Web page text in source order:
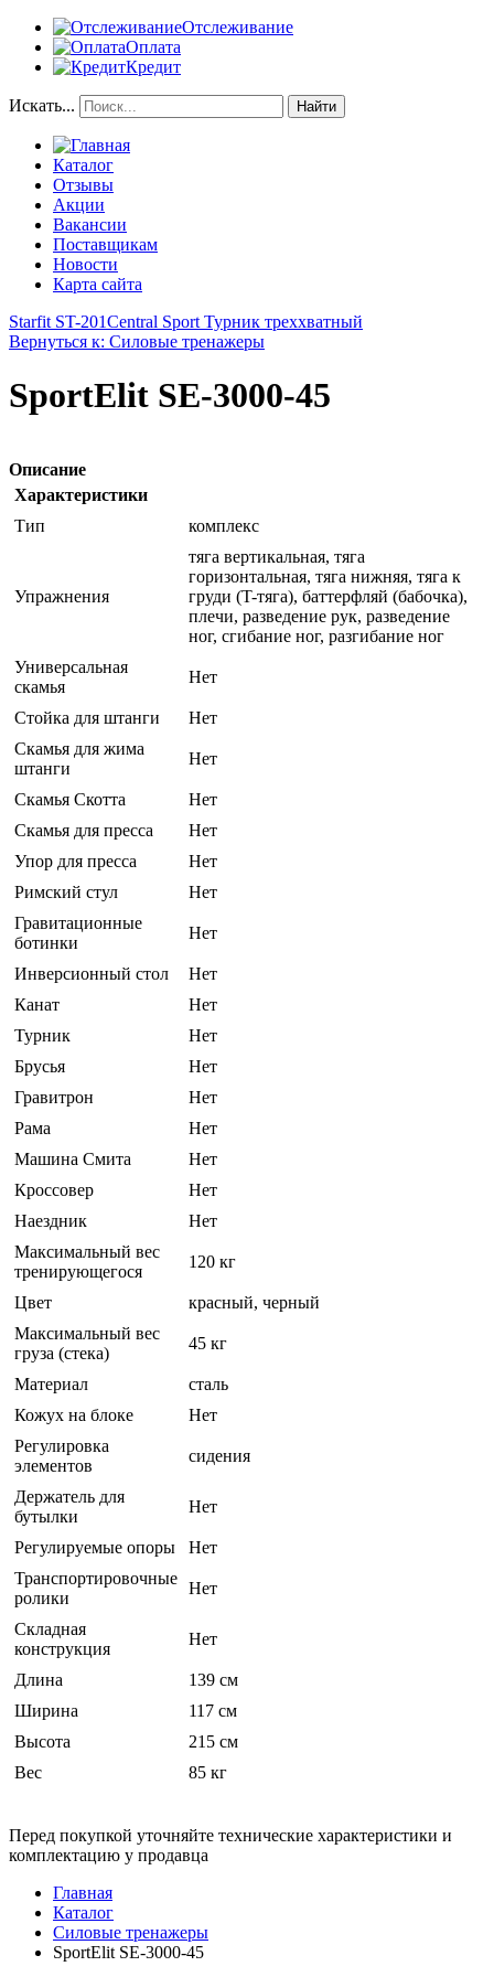
Отслеживание
Оплата
Кредит
Искать... Найти
Каталог
Отзывы
Акции
Вакансии
Поставщикам
Новости
Карта сайта
Starfit ST-201Central Sport Турник треххватный
Вернуться к: Силовые тренажеры
SportElit SE-3000-45
Описание
Характеристики
Тип
комплекс
Упражнения
тяга вертикальная, тяга
горизонтальная, тяга нижняя, тяга к
груди (T-тяга), баттерфляй (бабочка),
плечи, разведение рук, разведение
ног, сгибание ног, разгибание ног
Универсальная
скамья
Нет
Стойка для штанги
Нет
Скамья для жима
штанги
Нет
Скамья Скотта
Нет
Скамья для пресса
Нет
Упор для пресса
Нет
Римский стул
Нет
Гравитационные
ботинки
Нет
Инверсионный стол
Нет
Канат
Нет
Турник
Нет
Брусья
Нет
Гравитрон
Нет
Рама
Нет
Машина Смита
Нет
Кроссовер
Нет
Наездник
Нет
Максимальный вес
тренирующегося
120 кг
Цвет
красный, черный
Максимальный вес
груза (стека)
45 кг
Материал
сталь
Кожух на блоке
Нет
Регулировка
элементов
сидения
Держатель для
бутылки
Нет
Регулируемые опоры
Нет
Транспортировочные
ролики
Нет
Складная
конструкция
Нет
Длина
139 см
Ширина
117 см
Высота
215 см
Вес
85 кг
Перед покупкой уточняйте технические характеристики и
комплектацию у продавца
Главная
Каталог
Силовые тренажеры
SportElit SE-3000-45